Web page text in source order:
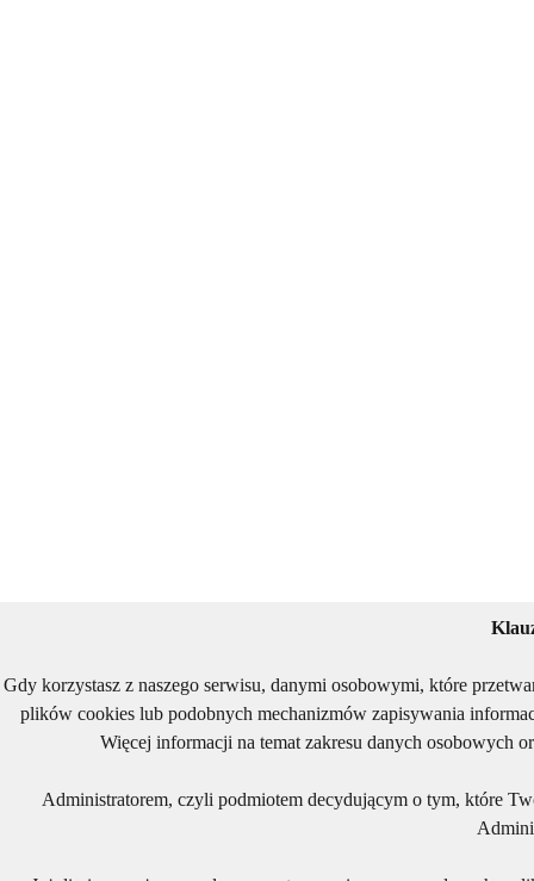
Gdy korzystasz z naszego serwisu, danymi osobowymi, które
plików cookies lub podobnych mechanizmów zapisywania
Więcej informacji na temat zakresu danych osobowych
Administratorem, czyli podmiotem decydującym o tym, które